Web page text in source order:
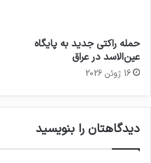
حمله راکتی جدید به پایگاه
عین‌الاسد در عراق
16 ژوئن 2026
دیدگاهتان را بنویسید